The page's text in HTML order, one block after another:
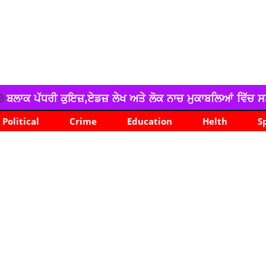
ਅਤੇ ਲੋਕ ਨਾਚ ਮੁਕਾਬਲਿਆਂ ਵਿੱਚ ਸਸਸਸ ਡੱਫਰ ਦਾ ਸ਼ਾਨਦਾਰ
Political Crime Education Helth